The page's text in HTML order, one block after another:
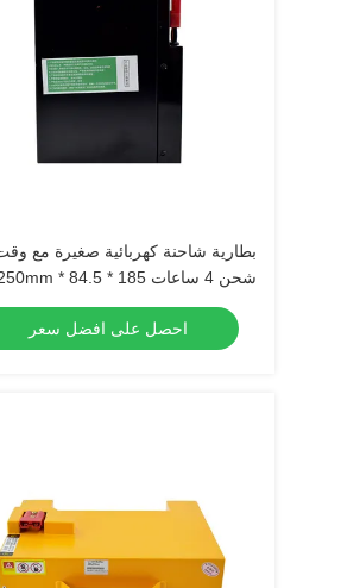
بطارية شاحنة كهربائية صغيرة مع
شحن 4 ساعات 185 * 84.5 * 250mm
احصل على افضل سعر